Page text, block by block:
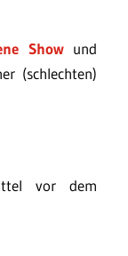
Showund
(schlechten)
vor dem